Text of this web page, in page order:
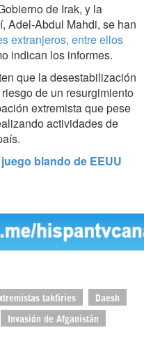
de Irak, y la
Adel-Abdul Mahdi, se han
extranjeros, entre ellos
indican los informes.
que la desestabilización
de un resurgimiento
extremista que pese
actividades de
blando de EEUU
takfiríes Daesh
Invasión de Afganistán